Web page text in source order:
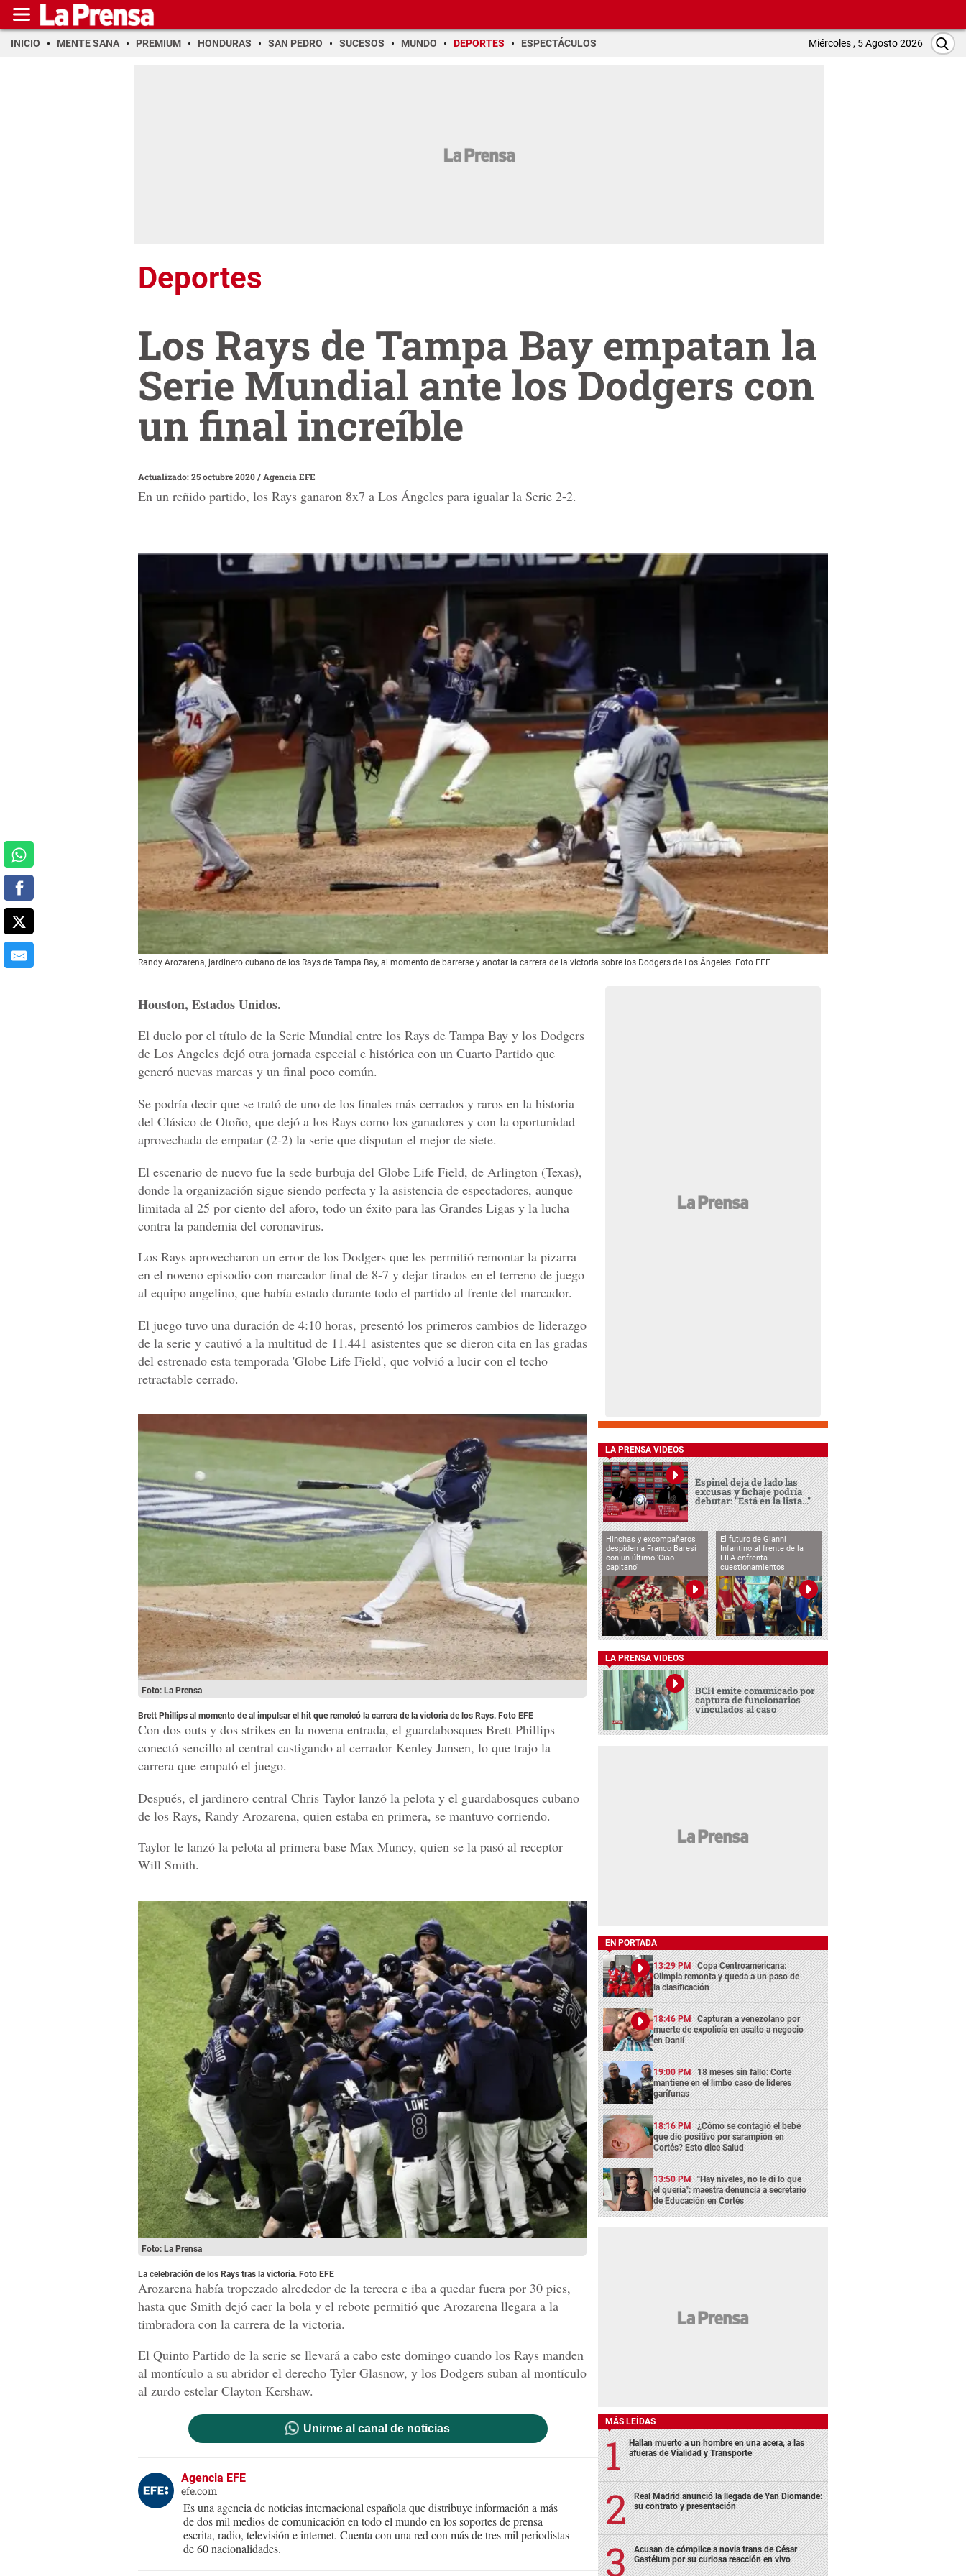
INICIO MENTE SANA PREMIUM HONDURAS SAN PEDRO SUCESOS MUNDO DEPORTES ESPECTÁCULOS Miércoles , 5 Agosto 2026
Deportes
Los Rays de Tampa Bay empatan la
Serie Mundial ante los Dodgers con
un final increíble
Actualizado: 25 octubre 2020/ Agencia EFE
En un reñido partido, los Rays ganaron 8x7 a Los Ángeles para igualar la Serie 2-2.
Randy Arozarena, jardinero cubano de los Rays de Tampa Bay, al momento de barrerse y anotar la carrera de la victoria sobre los Dodgers de Los Ángeles. Foto EFE
Houston, Estados Unidos.
El duelo por el título de la Serie Mundial entre los Rays de Tampa Bay y los Dodgers
de Los Angeles dejó otra jornada especial e histórica con un Cuarto Partido que
generó nuevas marcas y un final poco común.
Se podría decir que se trató de uno de los finales más cerrados y raros en la historia
del Clásico de Otoño, que dejó a los Rays como los ganadores y con la oportunidad
aprovechada de empatar (2-2) la serie que disputan el mejor de siete.
El escenario de nuevo fue la sede burbuja del Globe Life Field, de Arlington (Texas),
donde la organización sigue siendo perfecta y la asistencia de espectadores, aunque
limitada al 25 por ciento del aforo, todo un éxito para las Grandes Ligas y la lucha
contra la pandemia del coronavirus.
Los Rays aprovecharon un error de los Dodgers que les permitió remontar la pizarra
en el noveno episodio con marcador final de 8-7 y dejar tirados en el terreno de juego
al equipo angelino, que había estado durante todo el partido al frente del marcador.
El juego tuvo una duración de 4:10 horas, presentó los primeros cambios de liderazgo
de la serie y cautivó a la multitud de 11.441 asistentes que se dieron cita en las gradas
del estrenado esta temporada 'Globe Life Field', que volvió a lucir con el techo
retractable cerrado.
Foto: La Prensa
Brett Phillips al momento de al impulsar el hit que remolcó la carrera de la victoria de los Rays. Foto EFE
Con dos outs y dos strikes en la novena entrada, el guardabosques Brett Phillips
conectó sencillo al central castigando al cerrador Kenley Jansen, lo que trajo la
carrera que empató el juego.
Después, el jardinero central Chris Taylor lanzó la pelota y el guardabosques cubano
de los Rays, Randy Arozarena, quien estaba en primera, se mantuvo corriendo.
Taylor le lanzó la pelota al primera base Max Muncy, quien se la pasó al receptor
Will Smith.
Foto: La Prensa
La celebración de los Rays tras la victoria. Foto EFE
Arozarena había tropezado alrededor de la tercera e iba a quedar fuera por 30 pies,
hasta que Smith dejó caer la bola y el rebote permitió que Arozarena llegara a la
timbradora con la carrera de la victoria.
El Quinto Partido de la serie se llevará a cabo este domingo cuando los Rays manden
al montículo a su abridor el derecho Tyler Glasnow, y los Dodgers suban al montículo
al zurdo estelar Clayton Kershaw.
Unirme al canal de noticias
Agencia EFE
efe.com
Es una agencia de noticias internacional española que distribuye información a más
de dos mil medios de comunicación en todo el mundo en los soportes de prensa
escrita, radio, televisión e internet. Cuenta con una red con más de tres mil periodistas
de 60 nacionalidades.
LA PRENSA VIDEOS
Espinel deja de lado las
excusas y fichaje podría
debutar: "Está en la lista..."
Hinchas y excompañeros
despiden a Franco Baresi
con un último 'Ciao
capitano'
El futuro de Gianni
Infantino al frente de la
FIFA enfrenta
cuestionamientos
LA PRENSA VIDEOS
BCH emite comunicado por
captura de funcionarios
vinculados al caso
EN PORTADA
13:29 PM Copa Centroamericana:
Olimpia remonta y queda a un paso de
la clasificación
18:46 PM Capturan a venezolano por
muerte de expolicía en asalto a negocio
en Danlí
19:00 PM 18 meses sin fallo: Corte
mantiene en el limbo caso de líderes
garífunas
18:16 PM ¿Cómo se contagió el bebé
que dio positivo por sarampión en
Cortés? Esto dice Salud
13:50 PM "Hay niveles, no le di lo que
él quería": maestra denuncia a secretario
de Educación en Cortés
MÁS LEÍDAS
Hallan muerto a un hombre en una acera, a las
afueras de Vialidad y Transporte
Real Madrid anunció la llegada de Yan Diomande:
su contrato y presentación
Acusan de cómplice a novia trans de César
Gastélum por su curiosa reacción en vivo